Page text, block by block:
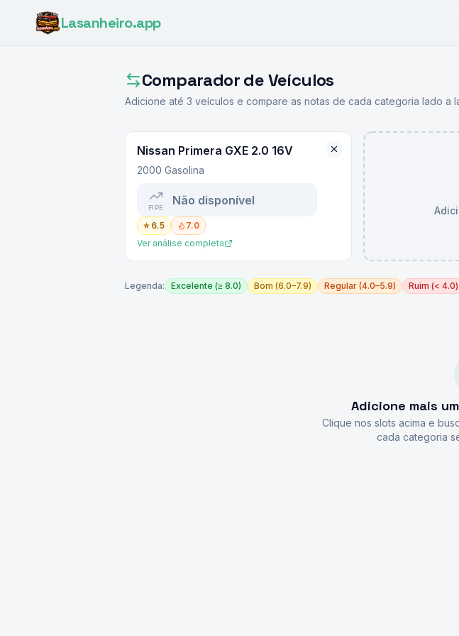
Lasanheiro.app
Comparador de Veículos
Adicione até 3 veículos e compare as notas de cada categoria lado a
Nissan Primera GXE 2.0 16V
2000 Gasolina
FIPE
Não disponível
⭐ 6.5
7.0
Ver análise completa
Legenda: Excelente (≥ 8.0) Bom (6.0–7.9) Regular (4.0–5.9) Ruim (< 4.0)
Adicione mais
Clique nos slots acima e
cada categoria